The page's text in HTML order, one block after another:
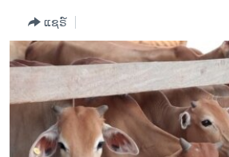
ອິດສະຫຼະພາບດ້ານການຂ່າວ
ຊີວິດຊາວລາວ
ຊຸມຊົນຊາວລາວ
ວິທະຍາສາດ-ເທັກໂນໂລຈີ
ແຊຣ໌